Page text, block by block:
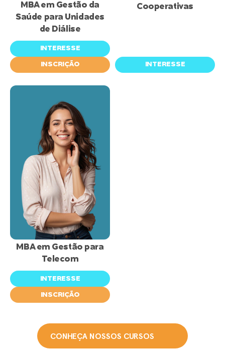
MBA em Gestão da
Saúde para Unidades
de Diálise
INTERESSE
INSCRIÇÃO
Cooperativas
INTERESSE
inscrições
abertas
MBA em Gestão para
Telecom
INTERESSE
INSCRIÇÃO
CONHEÇA NOSSOS CURSOS